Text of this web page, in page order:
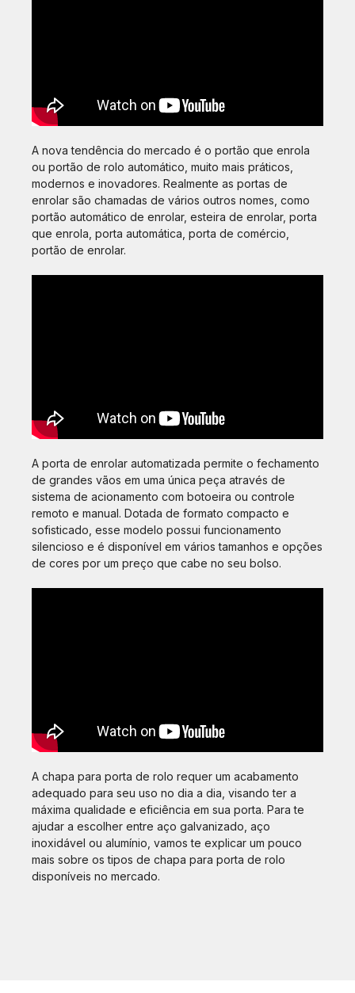
A nova tendência do mercado é o portão que enrola
ou portão de rolo automático, muito mais práticos,
modernos e inovadores. Realmente as portas de
enrolar são chamadas de vários outros nomes, como
portão automático de enrolar, esteira de enrolar, porta
que enrola, porta automática, porta de comércio,
portão de enrolar.
A porta de enrolar automatizada permite o fechamento
de grandes vãos em uma única peça através de
sistema de acionamento com botoeira ou controle
remoto e manual. Dotada de formato compacto e
sofisticado, esse modelo possui funcionamento
silencioso e é disponível em vários tamanhos e opções
de cores por um preço que cabe no seu bolso.
A chapa para porta de rolo requer um acabamento
adequado para seu uso no dia a dia, visando ter a
máxima qualidade e eficiência em sua porta. Para te
ajudar a escolher entre aço galvanizado, aço
inoxidável ou alumínio, vamos te explicar um pouco
mais sobre os tipos de chapa para porta de rolo
disponíveis no mercado.